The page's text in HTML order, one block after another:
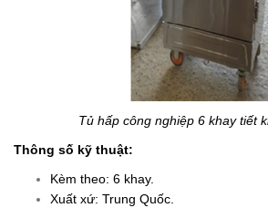
Tủ hấp công nghiệp 6 khay tiết
Thông số kỹ thuật:
Kèm theo: 6 khay.
Xuất xứ: Trung Quốc.